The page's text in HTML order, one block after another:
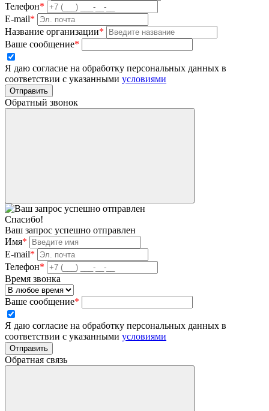
Телефон*
E-mail*
Название организации*
Ваше сообщение*
Я даю согласие на обработку персональных данных в
соответствии с указанными условиями
Отправить
Обратный звонок
Спасибо!
Ваш запрос успешно отправлен
Имя*
E-mail*
Телефон*
Время звонка
Ваше сообщение*
Я даю согласие на обработку персональных данных в
соответствии с указанными условиями
Отправить
Обратная связь